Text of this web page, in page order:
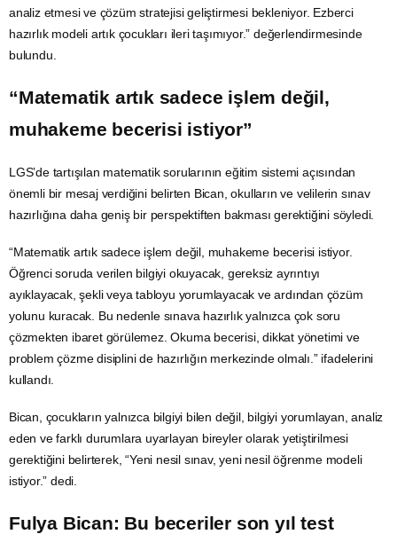
analiz etmesi ve çözüm stratejisi geliştirmesi bekleniyor. Ezberci
hazırlık modeli artık çocukları ileri taşımıyor.” değerlendirmesinde
bulundu.
“Matematik artık sadece işlem değil,
muhakeme becerisi istiyor”
LGS’de tartışılan matematik sorularının eğitim sistemi açısından
önemli bir mesaj verdiğini belirten Bican, okulların ve velilerin sınav
hazırlığına daha geniş bir perspektiften bakması gerektiğini söyledi.
“Matematik artık sadece işlem değil, muhakeme becerisi istiyor.
Öğrenci soruda verilen bilgiyi okuyacak, gereksiz ayrıntıyı
ayıklayacak, şekli veya tabloyu yorumlayacak ve ardından çözüm
yolunu kuracak. Bu nedenle sınava hazırlık yalnızca çok soru
çözmekten ibaret görülemez. Okuma becerisi, dikkat yönetimi ve
problem çözme disiplini de hazırlığın merkezinde olmalı.” ifadelerini
kullandı.
Bican, çocukların yalnızca bilgiyi bilen değil, bilgiyi yorumlayan, analiz
eden ve farklı durumlara uyarlayan bireyler olarak yetiştirilmesi
gerektiğini belirterek, “Yeni nesil sınav, yeni nesil öğrenme modeli
istiyor.” dedi.
Fulya Bican: Bu beceriler son yıl test